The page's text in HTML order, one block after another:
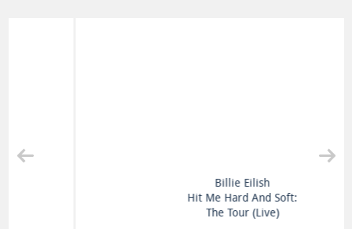
Hit Me Hard And Soft:
The Tour (Live)